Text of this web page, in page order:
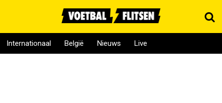
Internationaal België Nieuws Live